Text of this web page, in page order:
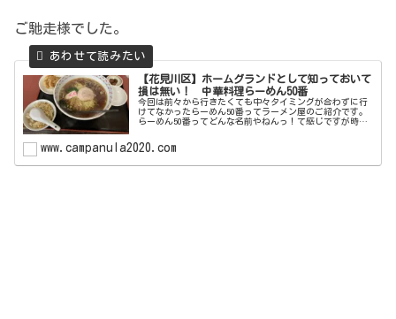
ご馳走様でした。
【花見川区】ホームグランドとして知っておいて
損は無い！ 中華料理らーめん50番
今回は前々から行きたくても中々タイミングが合わずに行
けてなかったらーめん50番ってラーメン屋のご紹介です。
らーめん50番ってどんな名前やねんっ！て感じですが時々
www.campanula2020.com